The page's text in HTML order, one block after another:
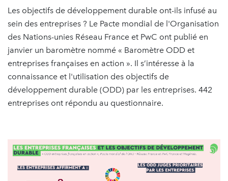
Les objectifs de développement durable ont-ils infusé au
sein des entreprises ? Le Pacte mondial de l'Organisation
des Nations-unies Réseau France et PwC ont publié en
janvier un baromètre nommé « Baromètre ODD et
entreprises françaises en action ». Il s’intéresse à la
connaissance et l'utilisation des objectifs de
développement durable (ODD) par les entreprises. 442
entreprises ont répondu au questionnaire.